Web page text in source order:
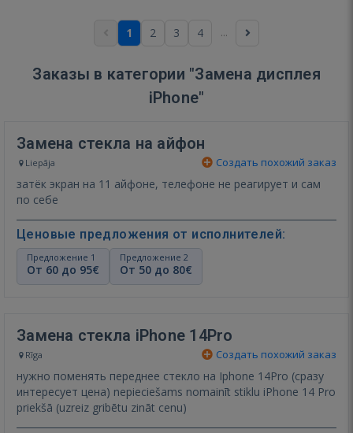
1 2 3 4 ...
Заказы в категории "Замена дисплея
iPhone"
Замена стекла на айфон
Liepāja Создать похожий заказ
затёк экран на 11 айфоне, телефоне не реагирует и сам
по себе
Ценовые предложения от исполнителей:
Предложение 1
От 60 до 95€
Предложение 2
От 50 до 80€
Замена стекла iPhone 14Pro
Rīga Создать похожий заказ
нужно поменять переднее стекло на Iphone 14Pro (сразу
интересует цена) nepieciešams nomainīt stiklu iPhone 14 Pro
priekšā (uzreiz gribētu zināt cenu)